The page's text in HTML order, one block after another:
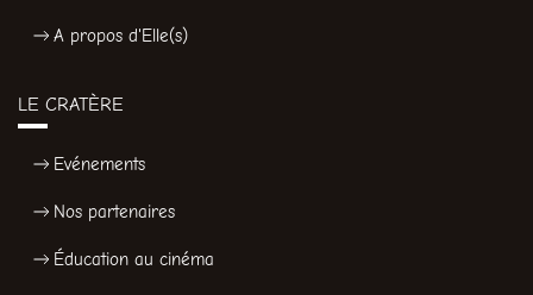
A propos d'Elle(s)
LE CRATÈRE
Evénements
Nos partenaires
Éducation au cinéma